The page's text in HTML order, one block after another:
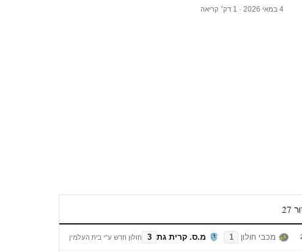
4 במאי 2026 · 1 דק׳ קריאה
27
מכבי חולון 1 מ.ס. קרית גת 3 חולון חדש ע"י בית העלמין